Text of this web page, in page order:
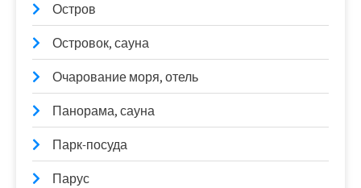
Остров
Островок, сауна
Очарование моря, отель
Панорама, сауна
Парк-посуда
Парус